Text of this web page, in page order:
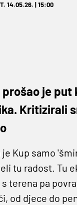
14.05.26. | 15:00
prošao je
Kritizirali
Kup samo
tu radost. Tu
s terena pa
od djece do